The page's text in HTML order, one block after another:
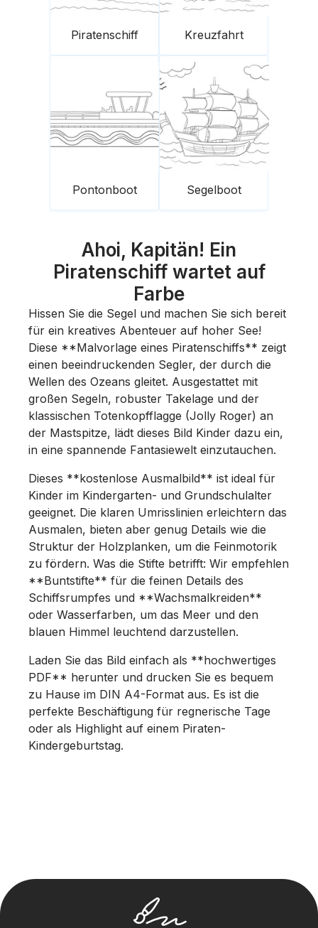
Piratenschiff Kreuzfahrt
Pontonboot Segelboot
Ahoi, Kapitän! Ein
Piratenschiff wartet auf
Farbe
Hissen Sie die Segel und machen Sie sich bereit
für ein kreatives Abenteuer auf hoher See!
Diese **Malvorlage eines Piratenschiffs** zeigt
einen beeindruckenden Segler, der durch die
Wellen des Ozeans gleitet. Ausgestattet mit
großen Segeln, robuster Takelage und der
klassischen Totenkopfflagge (Jolly Roger) an
der Mastspitze, lädt dieses Bild Kinder dazu ein,
in eine spannende Fantasiewelt einzutauchen.
Dieses **kostenlose Ausmalbild** ist ideal für
Kinder im Kindergarten- und Grundschulalter
geeignet. Die klaren Umrisslinien erleichtern das
Ausmalen, bieten aber genug Details wie die
Struktur der Holzplanken, um die Feinmotorik
zu fördern. Was die Stifte betrifft: Wir empfehlen
**Buntstifte** für die feinen Details des
Schiffsrumpfes und **Wachsmalkreiden**
oder Wasserfarben, um das Meer und den
blauen Himmel leuchtend darzustellen.
Laden Sie das Bild einfach als **hochwertiges
PDF** herunter und drucken Sie es bequem
zu Hause im DIN A4-Format aus. Es ist die
perfekte Beschäftigung für regnerische Tage
oder als Highlight auf einem Piraten-
Kindergeburtstag.